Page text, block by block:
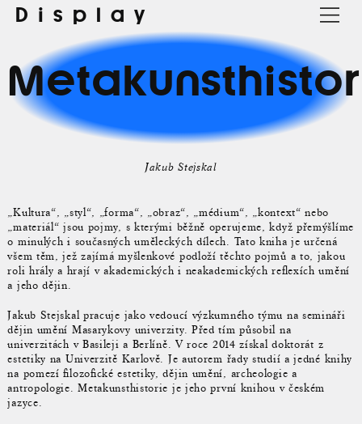
Display
Jakub Stejskal
„Kultura“, „styl“, „forma“, „obraz“, „médium“, „kontext“ nebo
„materiál“ jsou pojmy, s kterými běžně operujeme, když přemýšlíme
o minulých i současných uměleckých dílech. Tato kniha je určená
všem těm, jež zajímá myšlenkové podloží těchto pojmů a to, jakou
roli hrály a hrají v akademických i neakademických reflexích umění
a jeho dějin.
Jakub Stejskal pracuje jako vedoucí výzkumného týmu na semináři
dějin umění Masarykovy univerzity. Před tím působil na
univerzitách v Basileji a Berlíně. V roce 2014 získal doktorát z
estetiky na Univerzitě Karlově. Je autorem řady studií a jedné knihy
na pomezí filozofické estetiky, dějin umění, archeologie a
antropologie. Metakunsthistorie je jeho první knihou v českém
jazyce.